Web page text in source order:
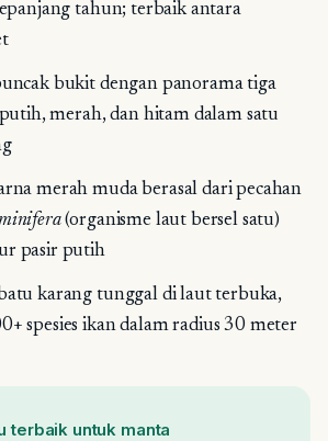
tahun; terbaik antara
bukit dengan panorama tiga
merah, dan hitam dalam satu
merah muda berasal dari pecahan
(organisme laut bersel satu)
pasir putih
karang tunggal di laut terbuka,
spesies ikan dalam radius 30 meter
terbaik untuk manta